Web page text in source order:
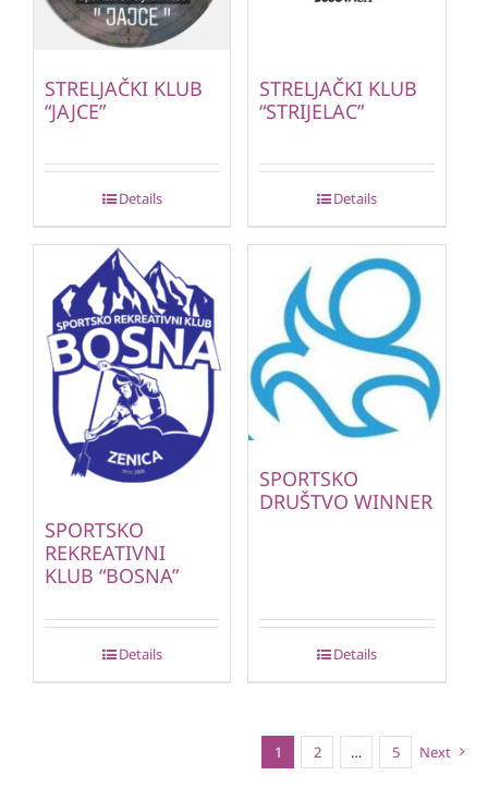
STRELJAČKI KLUB
“JAJCE”
Details
STRELJAČKI KLUB
“STRIJELAC”
Details
SPORTSKO
REKREATIVNI
KLUB “BOSNA”
Details
SPORTSKO
DRUŠTVO WINNER
Details
1 2 … 5 Next